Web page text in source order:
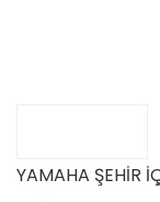
YAMAHA ŞEHİR